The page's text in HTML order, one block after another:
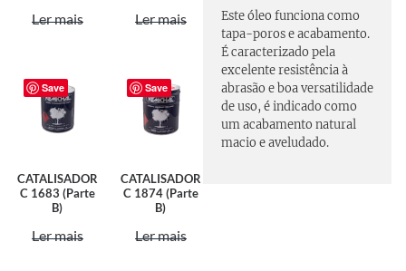
Ler mais Ler mais
Save
CATALISADOR
C 1683 (Parte
B)
Ler mais
Save
CATALISADOR
C 1874 (Parte
B)
Ler mais
Este óleo funciona como
tapa-poros e acabamento.
É caracterizado pela
excelente resistência à
abrasão e boa versatilidade
de uso, é indicado como
um acabamento natural
macio e aveludado.